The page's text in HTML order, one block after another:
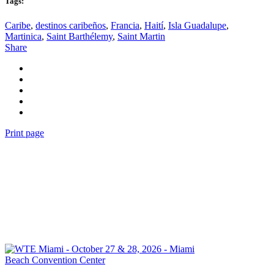
Caribe, destinos caribeños, Francia, Haití, Isla Guadalupe,
Martinica, Saint Barthélemy, Saint Martin
Share
Print page